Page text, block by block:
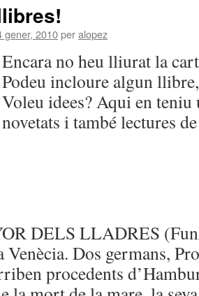
gener, 2010peralopez
Encara no heu lliurat la
Podeu incloure algun
Voleu idees? Aqui en teniu
novetats i també lectures
DELS LLADRES
Venècia. Dos germans,
procedents